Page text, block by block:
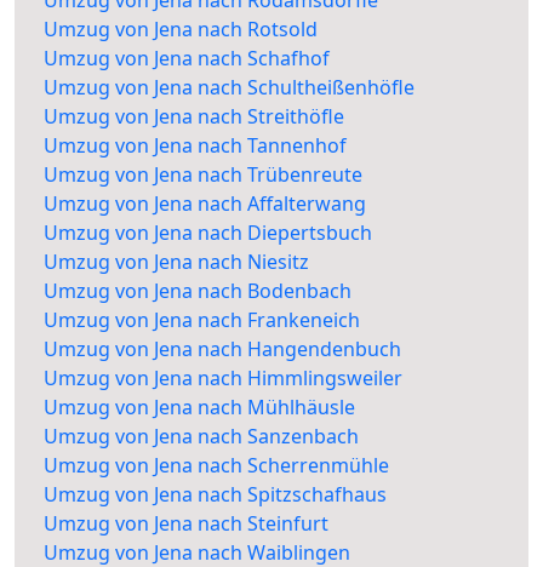
Umzug von Jena nach Rotsold
Umzug von Jena nach Schafhof
Umzug von Jena nach Schultheißenhöfle
Umzug von Jena nach Streithöfle
Umzug von Jena nach Tannenhof
Umzug von Jena nach Trübenreute
Umzug von Jena nach Affalterwang
Umzug von Jena nach Diepertsbuch
Umzug von Jena nach Niesitz
Umzug von Jena nach Bodenbach
Umzug von Jena nach Frankeneich
Umzug von Jena nach Hangendenbuch
Umzug von Jena nach Himmlingsweiler
Umzug von Jena nach Mühlhäusle
Umzug von Jena nach Sanzenbach
Umzug von Jena nach Scherrenmühle
Umzug von Jena nach Spitzschafhaus
Umzug von Jena nach Steinfurt
Umzug von Jena nach Waiblingen